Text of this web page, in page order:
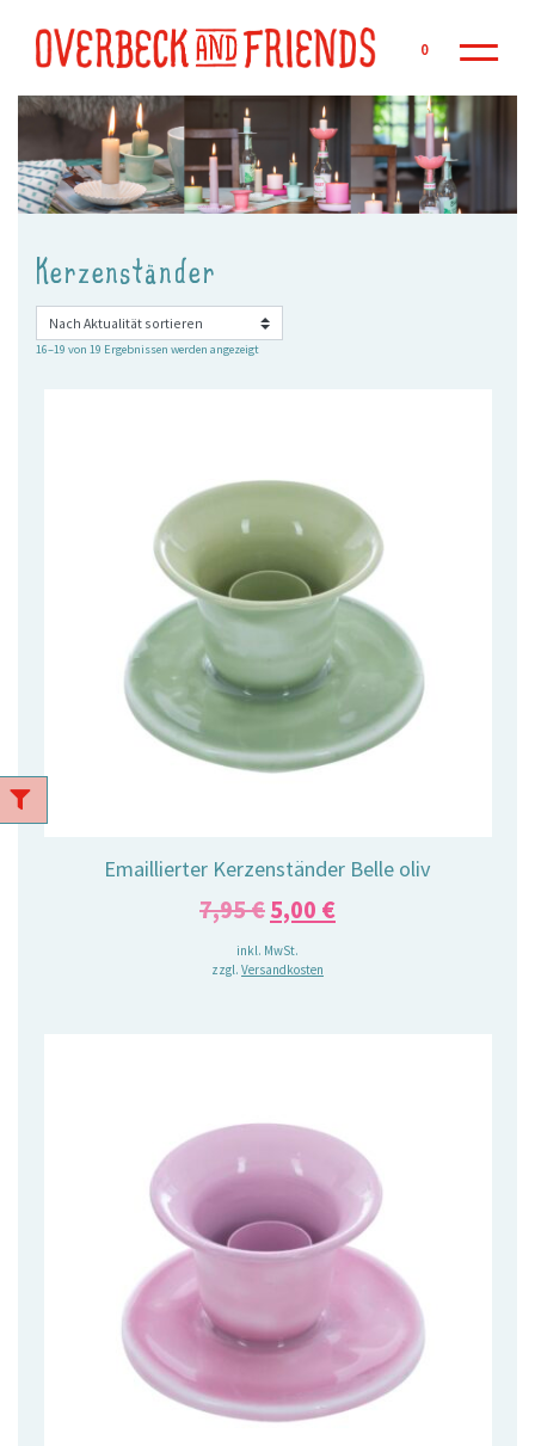
0
Kerzenständer
16–19 von 19 Ergebnissen werden angezeigtNach
Emaillierter Kerzenständer Belle oliv
7,95€Ursprünglicher
Preis
war:
5,00 €Aktueller
inkl. MwSt.
zzgl. Versandkosten